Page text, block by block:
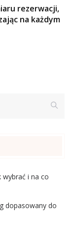
rezerwacji,
na każdym
i na co
dopasowany do